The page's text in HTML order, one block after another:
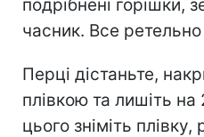
подрібнені горішки,
часник. Все
Перці дістаньте,
плівкою та лишіть
цього зніміть плівку,